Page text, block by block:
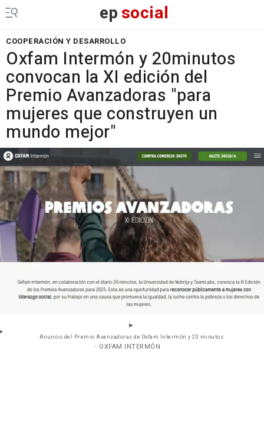
epsocial
COOPERACIÓN Y DESARROLLO
Oxfam Intermón y 20minutos
convocan la XI edición del
Premio Avanzadoras "para
mujeres que construyen un
mundo mejor"
Anuncio del Premio Avanzadoras de Oxfam Intermón y 20 minutos.
- OXFAM INTERMÓN